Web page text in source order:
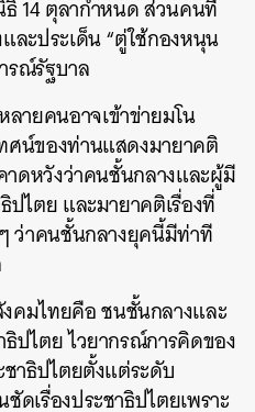
ธิ 14 ตุลากำหนด ส่วนคนที่
ละประเด็น “ตู่ใช้กองหนุน
รณ์รัฐบาล
ลายคนอาจเข้าข่ายมโน
ศน์ของท่านแสดงมายาคติ
าดหวังว่าคนชั้นกลางและผู้มี
ไตย และมายาคติเรื่องที่
ว่าคนชั้นกลางยุคนี้มีท่าที
คมไทยคือ ชนชั้นกลางและ
ปไตย ไวยากรณ์การคิดของ
าธิปไตยตั้งแต่ระดับ
ดเรื่องประชาธิปไตยเพราะ